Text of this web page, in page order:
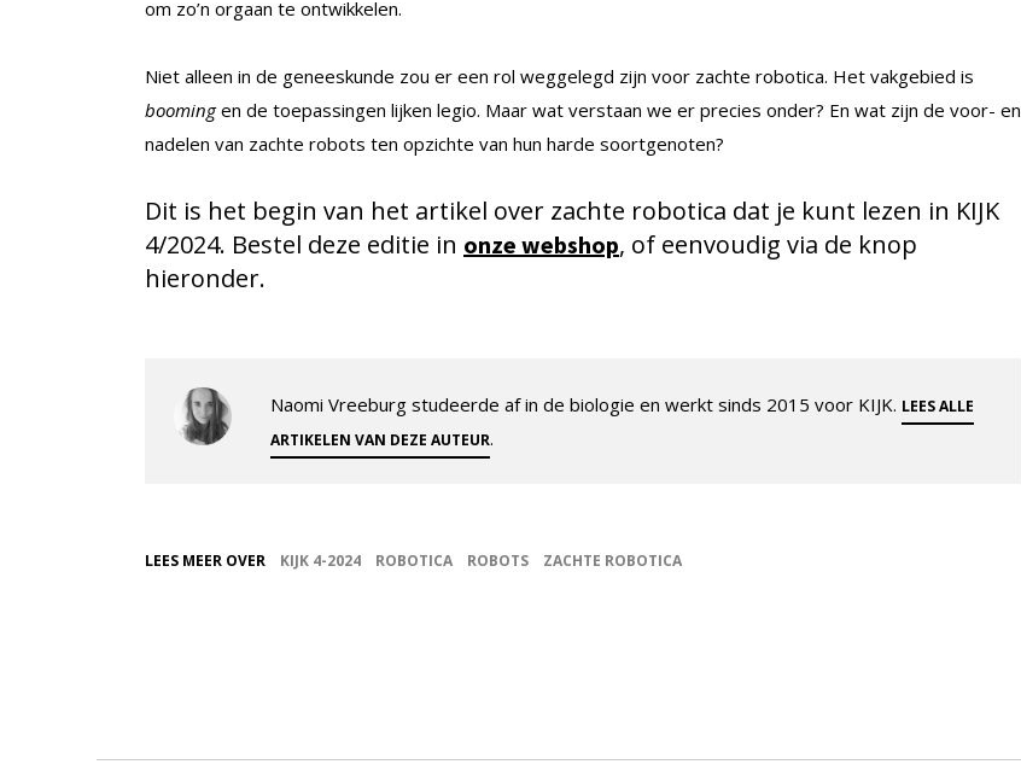
om zo’n orgaan te ontwikkelen.
Niet alleen in de geneeskunde zou er een rol weggelegd zijn voor zachte robotica. Het vakgebied is
boomingen de toepassingen lijken legio. Maar wat verstaan we er precies onder? En wat zijn de voor- en
nadelen van zachte robots ten opzichte van hun harde soortgenoten?
Dit is het begin van het artikel over zachte robotica dat je kunt lezen in KIJK
4/2024. Bestel deze editie in onze webshop, of eenvoudig via de knop
hieronder.
Naomi Vreeburg studeerde af in de biologie en werkt sinds 2015 voor KIJK. LEES ALLE
ARTIKELEN VAN DEZE AUTEUR.
LEES MEER OVER KIJK 4-2024 ROBOTICA ROBOTS ZACHTE ROBOTICA